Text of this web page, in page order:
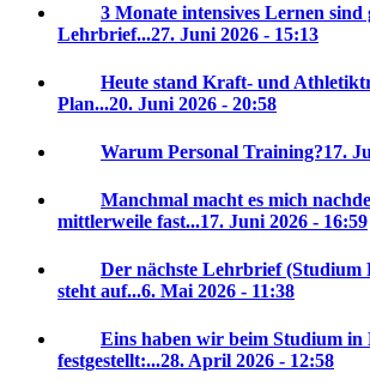
3 Monate intensives Lernen sind
Lehrbrief...27. Juni 2026 - 15:13
Heute stand Kraft- und
Plan...20. Juni 2026 - 20:58
Warum Personal Training?17.
Manchmal macht es mich
mittlerweile fast...17. Juni 2026 - 16:59
Der nächste Lehrbrief (Studium
steht auf...6. Mai 2026 - 11:38
Eins haben wir beim Studium in
festgestellt:...28. April 2026 - 12:58